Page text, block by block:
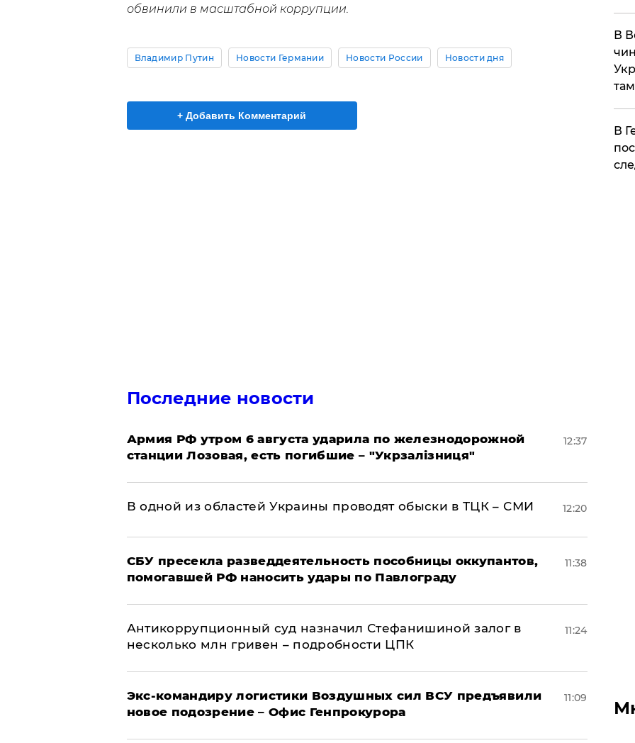
обвинили в масштабной коррупции.
Владимир Путин Новости Германии Новости России Новости дня
+ Добавить Комментарий
Последние новости
Армия РФ утром 6 августа ударила по железнодорожной
станции Лозовая, есть погибшие – "Укрзалізниця"
12:37
В одной из областей Украины проводят обыски в ТЦК – СМИ 12:20
СБУ пресекла разведдеятельность пособницы оккупантов,
помогавшей РФ наносить удары по Павлограду
11:38
Антикоррупционный суд назначил Стефанишиной залог в
несколько млн гривен – подробности ЦПК
11:24
Экс-командиру логистики Воздушных сил ВСУ предъявили
новое подозрение – Офис Генпрокурора
11:09
В
​В